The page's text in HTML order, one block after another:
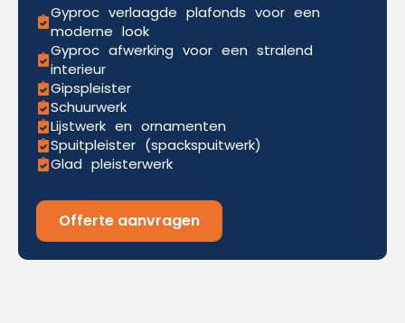
Gyproc verlaagde plafonds voor een
moderne look
Gyproc afwerking voor een stralend
interieur
Gipspleister
Schuurwerk
Lijstwerk en ornamenten
Spuitpleister (spackspuitwerk)
Glad pleisterwerk
Offerte aanvragen